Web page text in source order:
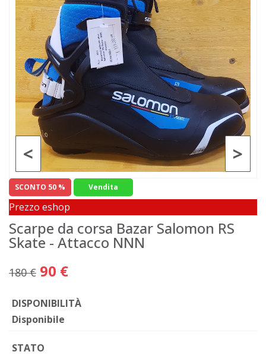
>
<
SCONTO 50 % Vendita
Prezzo eshop
Scarpe da corsa Bazar Salomon RS
Skate - Attacco NNN
180 € 90 €
DISPONIBILITÀ
Disponibile
STATO